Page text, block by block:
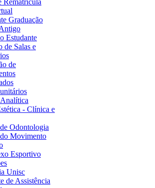
Rematrícula
Graduação
Estudante
de Salas e
de
- Clínica e
Odontologia
Movimento
Esportivo
Unisc
de Assistência